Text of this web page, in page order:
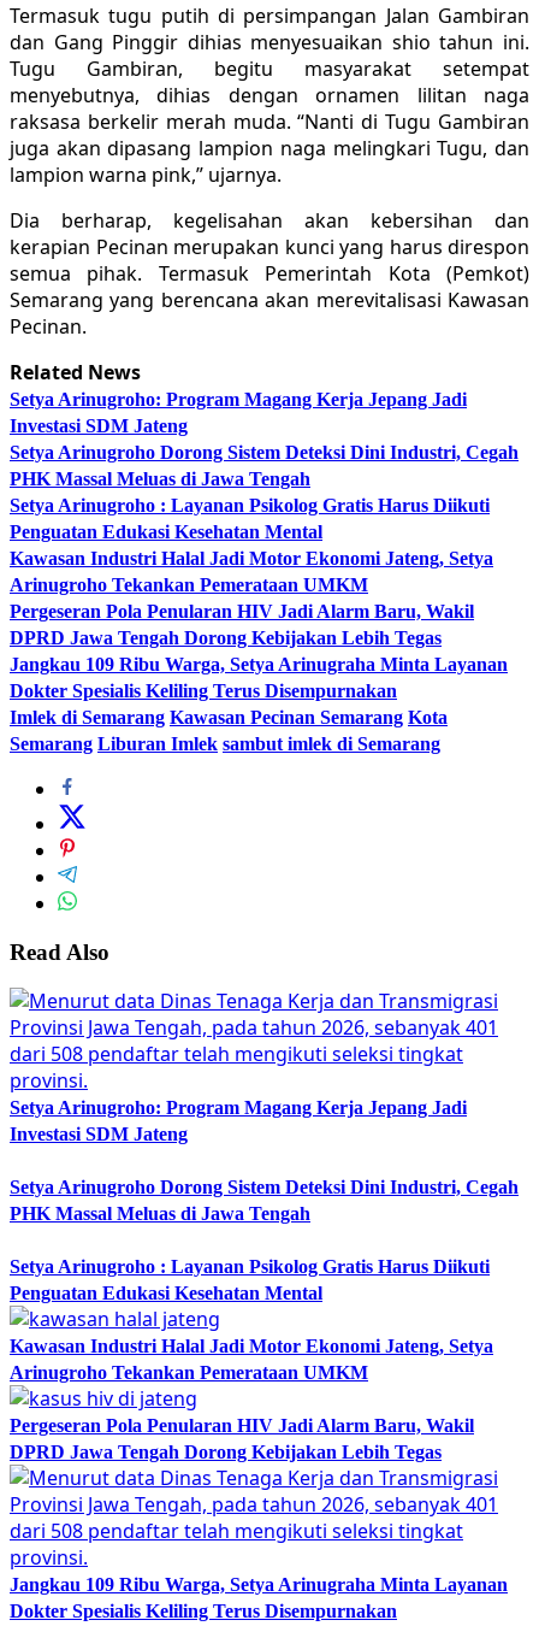
Termasuk tugu putih di persimpangan Jalan Gambiran
dan Gang Pinggir dihias menyesuaikan shio tahun ini.
Tugu Gambiran, begitu masyarakat setempat
menyebutnya, dihias dengan ornamen lilitan naga
raksasa berkelir merah muda. “Nanti di Tugu Gambiran
juga akan dipasang lampion naga melingkari Tugu, dan
lampion warna pink,” ujarnya.
Dia berharap, kegelisahan akan kebersihan dan
kerapian Pecinan merupakan kunci yang harus direspon
semua pihak. Termasuk Pemerintah Kota (Pemkot)
Semarang yang berencana akan merevitalisasi Kawasan
Pecinan.
Related News
Setya Arinugroho: Program Magang Kerja Jepang Jadi
Investasi SDM Jateng
Setya Arinugroho Dorong Sistem Deteksi Dini Industri, Cegah
PHK Massal Meluas di Jawa Tengah
Setya Arinugroho : Layanan Psikolog Gratis Harus Diikuti
Penguatan Edukasi Kesehatan Mental
Kawasan Industri Halal Jadi Motor Ekonomi Jateng, Setya
Arinugroho Tekankan Pemerataan UMKM
Pergeseran Pola Penularan HIV Jadi Alarm Baru, Wakil
DPRD Jawa Tengah Dorong Kebijakan Lebih Tegas
Jangkau 109 Ribu Warga, Setya Arinugraha Minta Layanan
Dokter Spesialis Keliling Terus Disempurnakan
Imlek di Semarang Kawasan Pecinan Semarang Kota
Semarang Liburan Imlek sambut imlek di Semarang
Read Also
Setya Arinugroho: Program Magang Kerja Jepang Jadi
Investasi SDM Jateng
Setya Arinugroho Dorong Sistem Deteksi Dini Industri, Cegah
PHK Massal Meluas di Jawa Tengah
Setya Arinugroho : Layanan Psikolog Gratis Harus Diikuti
Penguatan Edukasi Kesehatan Mental
Kawasan Industri Halal Jadi Motor Ekonomi Jateng, Setya
Arinugroho Tekankan Pemerataan UMKM
Pergeseran Pola Penularan HIV Jadi Alarm Baru, Wakil
DPRD Jawa Tengah Dorong Kebijakan Lebih Tegas
Jangkau 109 Ribu Warga, Setya Arinugraha Minta Layanan
Dokter Spesialis Keliling Terus Disempurnakan